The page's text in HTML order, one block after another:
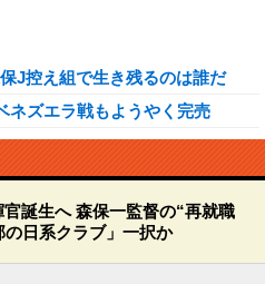
J控え組で生き残るのは誰だ
ネズエラ戦もようやく完売
誕生へ 森保一監督の“再就職
日系クラブ」一択か